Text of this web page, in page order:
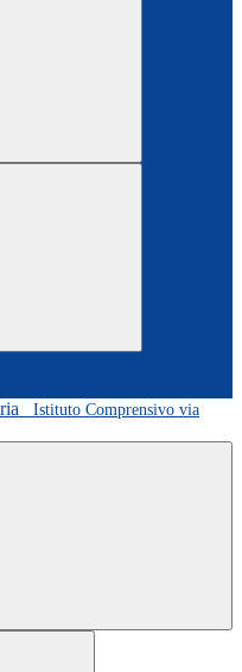
Istituto Comprensivo via